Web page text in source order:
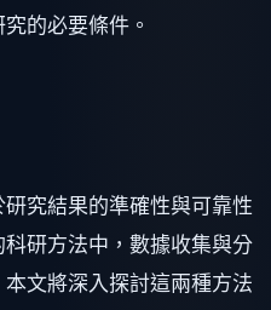
的必要條件。
究結果的準確性與可靠性
研方法中，數據收集與分
文將深入探討這兩種方法